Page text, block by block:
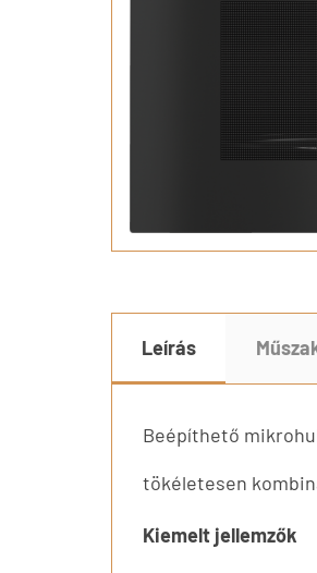
Leírás
Beépíthető
tökéletesen
Kiemelt jellemzők